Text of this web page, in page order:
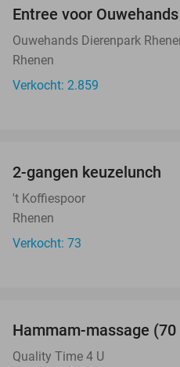
Entree voor
Ouwehands Dierenpark
Rhenen
Verkocht: 2.859
NEW
TODAY
2-gangen keuzelunch
't Koffiespoor
Rhenen
Verkocht: 73
Hammam-massage (70
Quality Time 4 U